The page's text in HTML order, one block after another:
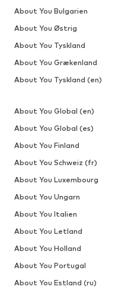
About You Bulgarien
About You Østrig
About You Tyskland
About You Grækenland
About You Tyskland (en)
About You Global (en)
About You Global (es)
About You Finland
About You Schweiz (fr)
About You Luxembourg
About You Ungarn
About You Italien
About You Letland
About You Holland
About You Portugal
About You Estland (ru)